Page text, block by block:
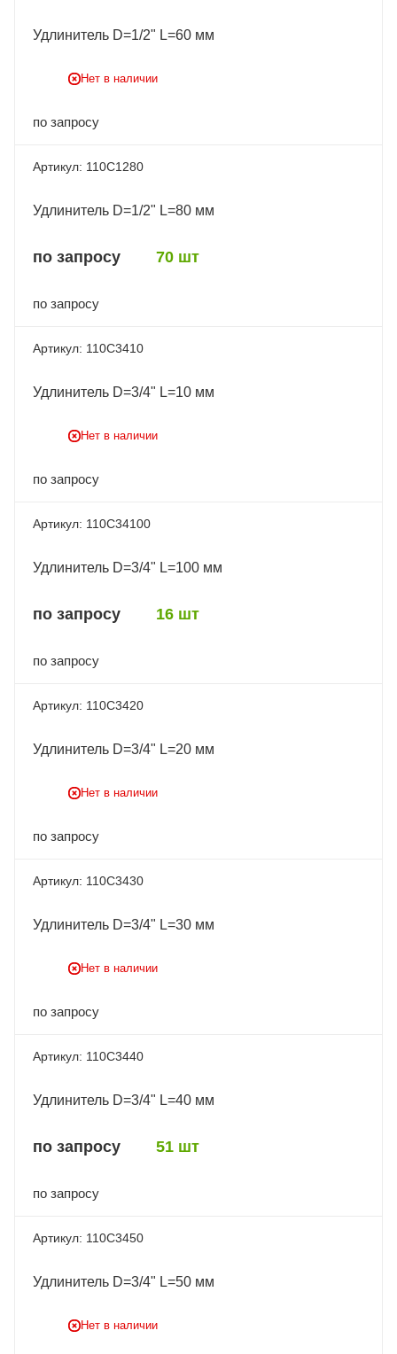
Удлинитель D=1/2" L=60 мм
Нет в наличии
по запросу
110C1280
Удлинитель D=1/2" L=80 мм
по запросу 70 шт
по запросу
110C3410
Удлинитель D=3/4" L=10 мм
Нет в наличии
по запросу
110C34100
Удлинитель D=3/4" L=100 мм
по запросу 16 шт
по запросу
110C3420
Удлинитель D=3/4" L=20 мм
Нет в наличии
по запросу
110C3430
Удлинитель D=3/4" L=30 мм
Нет в наличии
по запросу
110C3440
Удлинитель D=3/4" L=40 мм
по запросу 51 шт
по запросу
110C3450
Удлинитель D=3/4" L=50 мм
Нет в наличии